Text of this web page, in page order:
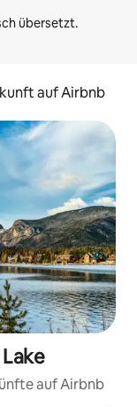
auf Airbnb
auf Airbnb